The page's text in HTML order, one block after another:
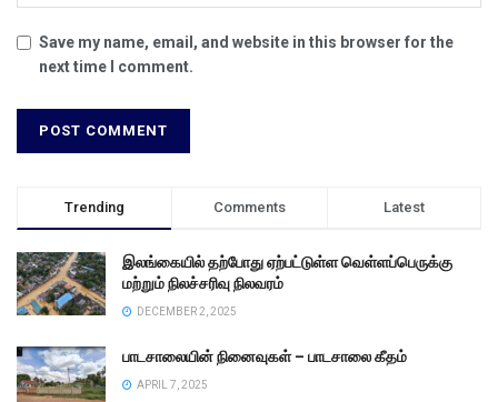
Save my name, email, and website in this browser for the
next time I comment.
Trending Comments Latest
இலங்கையில் தற்போது ஏற்பட்டுள்ள வெள்ளப்பெருக்கு
மற்றும் நிலச்சரிவு நிலவரம்
DECEMBER 2, 2025
பாடசாலையின் நினைவுகள் – பாடசாலை கீதம்
APRIL 7, 2025